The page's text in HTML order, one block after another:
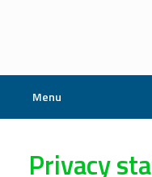
Menu
Privacy